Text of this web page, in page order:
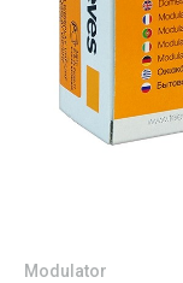
Modulator